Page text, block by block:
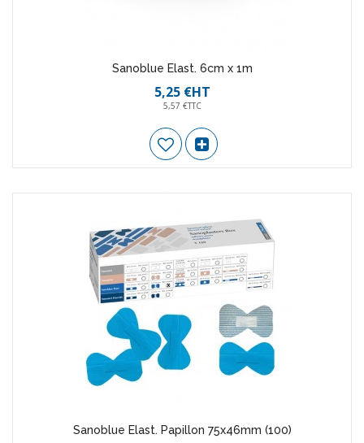
Sanoblue Elast. 6cm x 1m
5,25 €HT
5,57 €TTC
Sanoblue Elast. Papillon 75x46mm (100)